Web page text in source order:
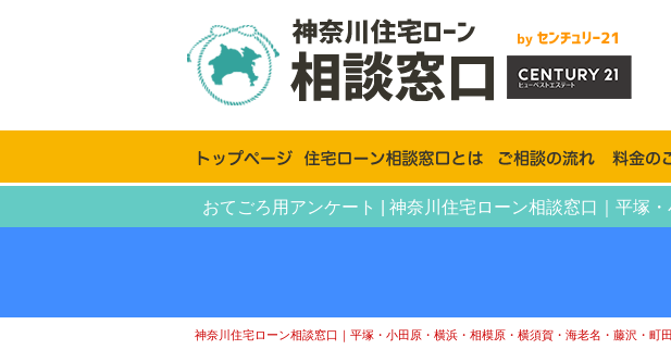
おてごろ用アンケート | 神奈川住宅ローン相談窓口｜平塚
神奈川住宅ローン相談窓口｜平塚・小田原・横浜・相模原・横須賀・海老名・藤沢・町